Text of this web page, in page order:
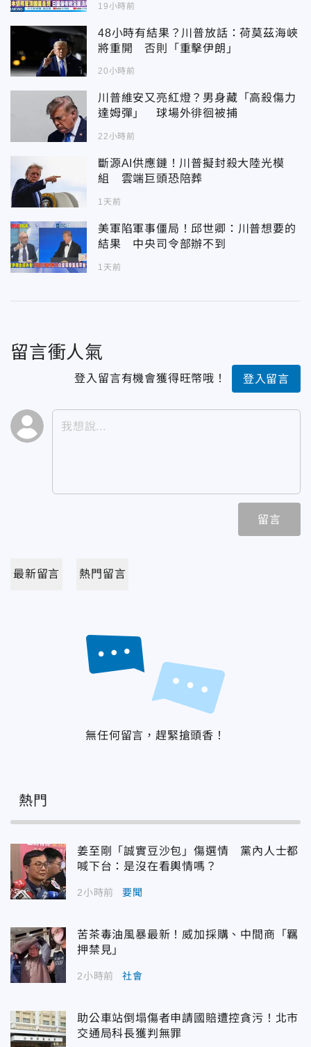
19小時前
48小時有結果？川普放話：荷莫茲海峽
將重開 否則「重擊伊朗」
20小時前
川普維安又亮紅燈？男身藏「高殺傷力
達姆彈」 球場外徘徊被捕
22小時前
斷源AI供應鏈！川普擬封殺大陸光模
組 雲端巨頭恐陪葬
1天前
美軍陷軍事僵局！邱世卿：川普想要的
結果 中央司令部辦不到
1天前
留言衝人氣
登入留言有機會獲得旺幣哦！ 登入留言
留言
最新留言 熱門留言
無任何留言，趕緊搶頭香！
熱門
姜至剛「誠實豆沙包」傷選情 黨內人士都
喊下台：是沒在看輿情嗎？
2小時前 要聞
苦茶毒油風暴最新！威加採購、中間商「羈
押禁見」
2小時前 社會
助公車站倒塌傷者申請國賠遭控貪污！北市
交通局科長獲判無罪